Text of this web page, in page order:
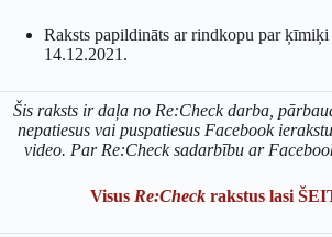
Raksts papildināts ar rindkopu par
14.12.2021.
Šis raksts ir daļa no Re:Check darba,
nepatiesus vai puspatiesus Facebook
video. Par Re:Check sadarbību ar
Visus Re:Checkrakstus lasi